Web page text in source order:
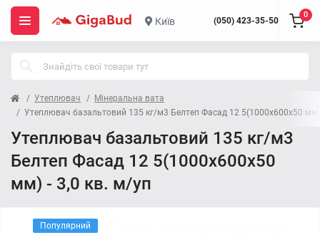
Київ (050) 423-35-50
0
Утеплювач
Мінеральна вата
Утеплювач базальтовий 135 кг/м3 Белтеп Фасад 12 5(1000x600x50
Утеплювач базальтовий 135 кг/м3
Белтеп Фасад 12 5(1000x600x50
мм) - 3,0 кв. м/уп
Популярний